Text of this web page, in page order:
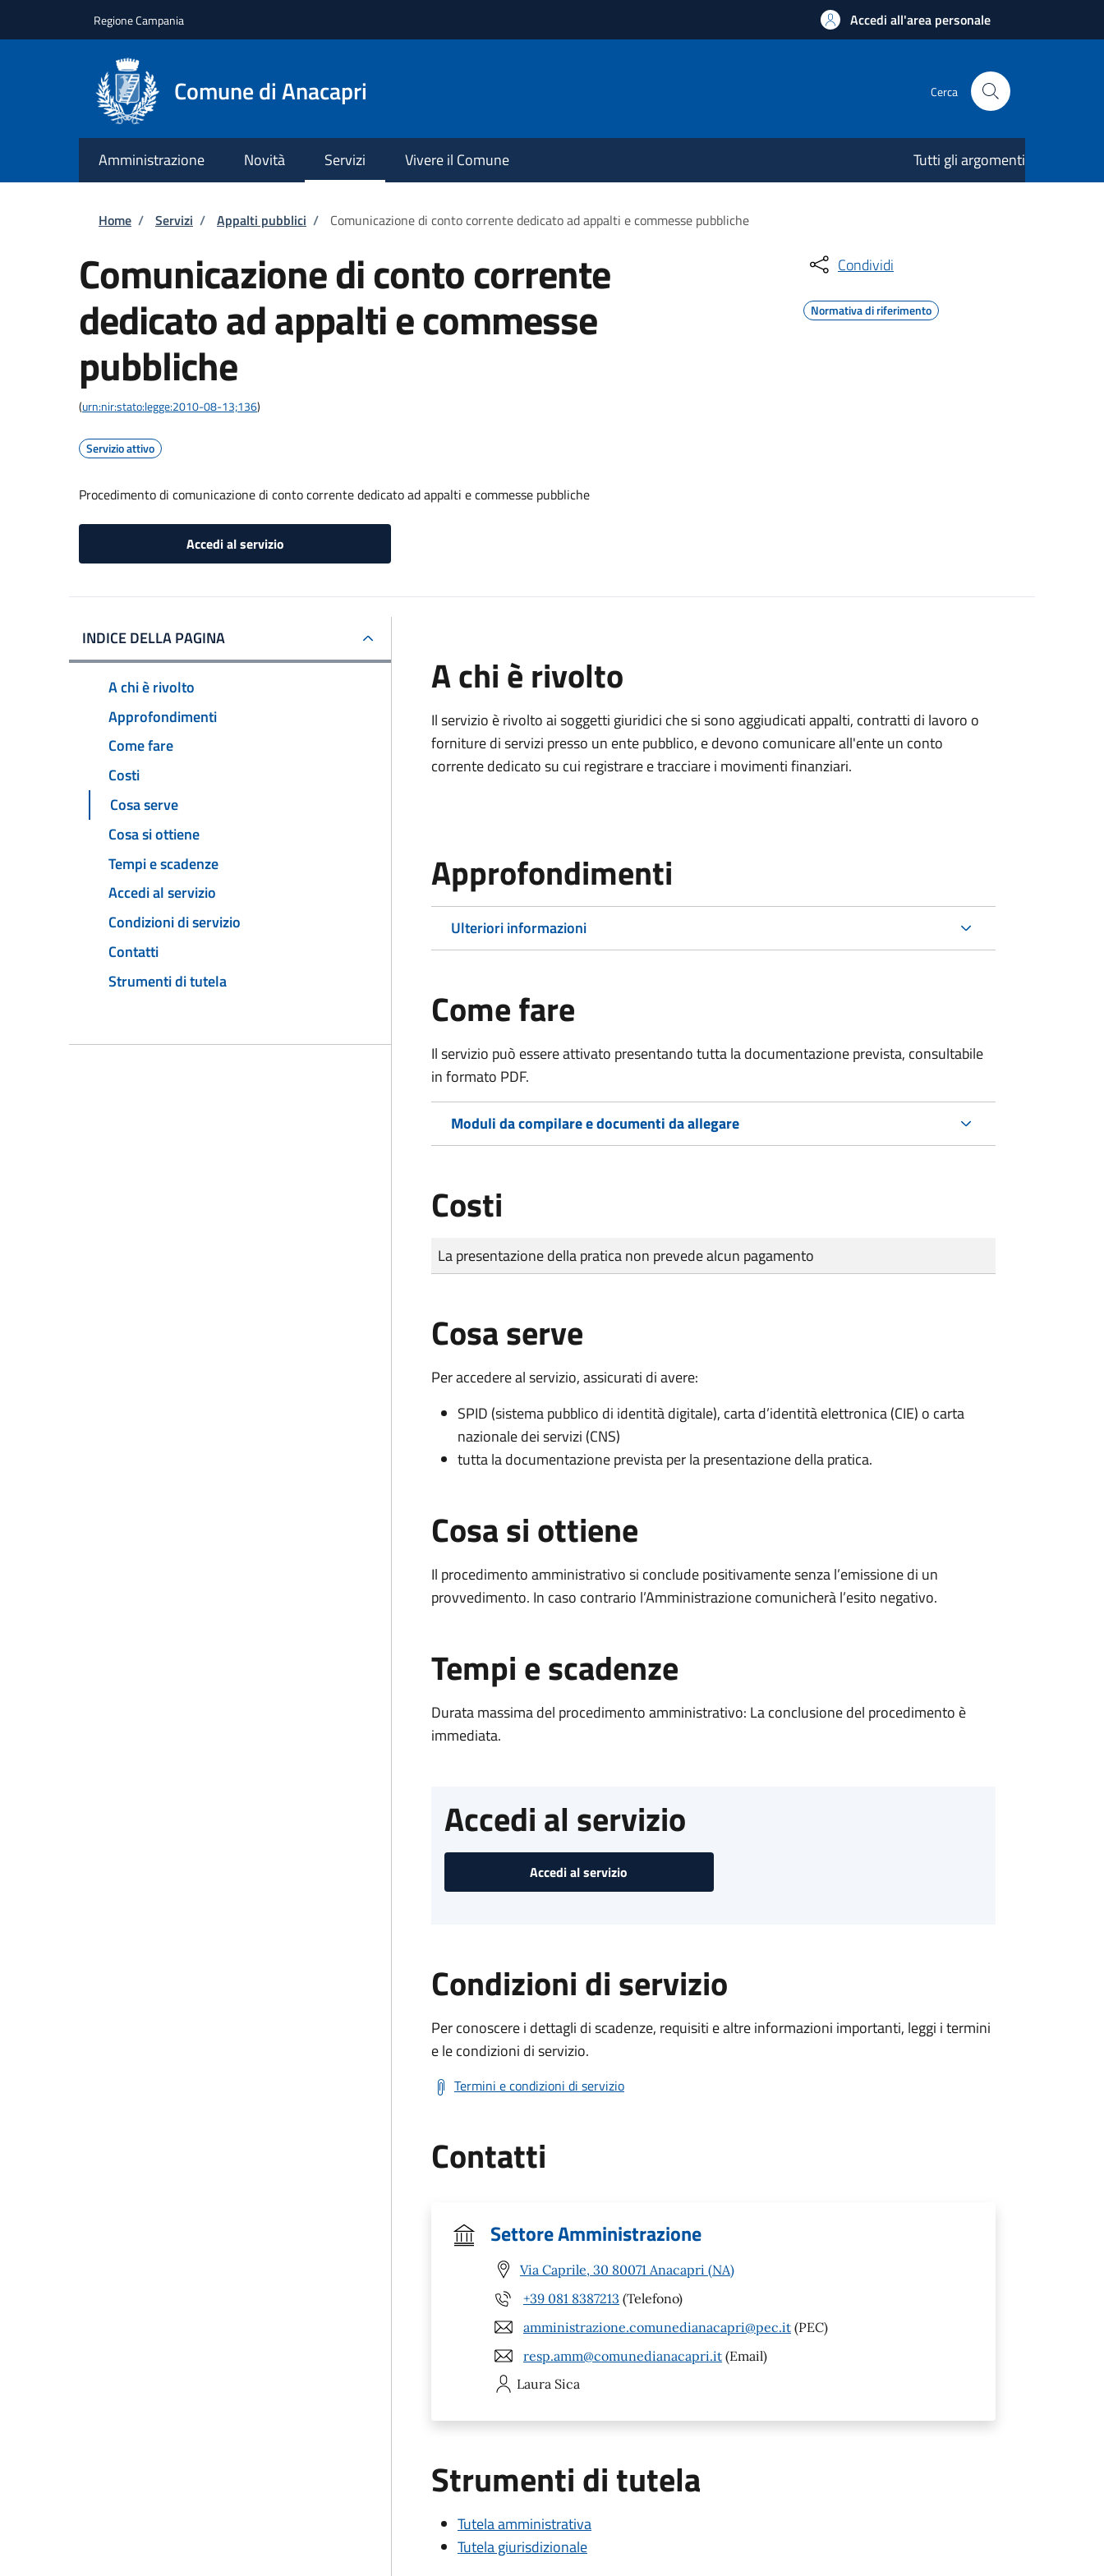
Regione Campania Accedi all'area personale
Comune di Anacapri Cerca
Amministrazione Novità Servizi Vivere il Comune Tutti gli argomenti
Briciole di pane
Home / Servizi / Appalti pubblici / Comunicazione di conto corrente dedicato ad appalti e commesse pubbliche
Comunicazione di conto corrente
dedicato ad appalti e commesse
pubbliche
(urn:nir:stato:legge:2010-08-13;136)
Servizio attivo
Procedimento di comunicazione di conto corrente dedicato ad appalti e commesse pubbliche
Accedi al servizio
Condividi
Normativa di riferimento
INDICE DELLA PAGINA
A chi è rivolto
Approfondimenti
Come fare
Costi
Cosa serve
Cosa si ottiene
Tempi e scadenze
Accedi al servizio
Condizioni di servizio
Contatti
Strumenti di tutela
A chi è rivolto
Il servizio è rivolto aisoggetti giuridici che si sono aggiudicati appalti, contratti di lavoro o
forniture di servizi presso un ente pubblico, e devono comunicare all'ente un conto
corrente dedicato su cui registrare e tracciare i movimenti finanziari.
Approfondimenti
Ulteriori informazioni
Come fare
Il servizio può essere attivato presentando tutta la documentazione prevista, consultabile
in formato PDF.
Moduli da compilare e documenti da allegare
Costi
Tipo di pagamento
Importo
La presentazione della pratica non prevede alcun pagamento
Cosa serve
Per accedere al servizio, assicurati di avere:
SPID (sistema pubblico di identità digitale), carta d’identità elettronica (CIE) o carta
nazionale dei servizi (CNS)
tutta la documentazione prevista per la presentazione della pratica.
Cosa si ottiene
Il procedimento amministrativo si conclude positivamente senza l’emissione di un
provvedimento. In caso contrario l’Amministrazione comunicherà l’esito negativo.
Tempi e scadenze
Durata massima del procedimento amministrativo: La conclusione del procedimento è
immediata.
Accedi al servizio
Accedi al servizio
Condizioni di servizio
Per conoscere i dettagli di scadenze, requisiti e altre informazioni importanti, leggi i termini
e le condizioni di servizio.
Termini e condizioni di servizio
Contatti
Settore Amministrazione
Via Caprile, 30 80071 Anacapri (NA)
+39 081 8387213 (Telefono)
amministrazione.comunedianacapri@pec.it (PEC)
resp.amm@comunedianacapri.it (Email)
Laura Sica
Strumenti di tutela
Tutela amministrativa
Tutela giurisdizionale